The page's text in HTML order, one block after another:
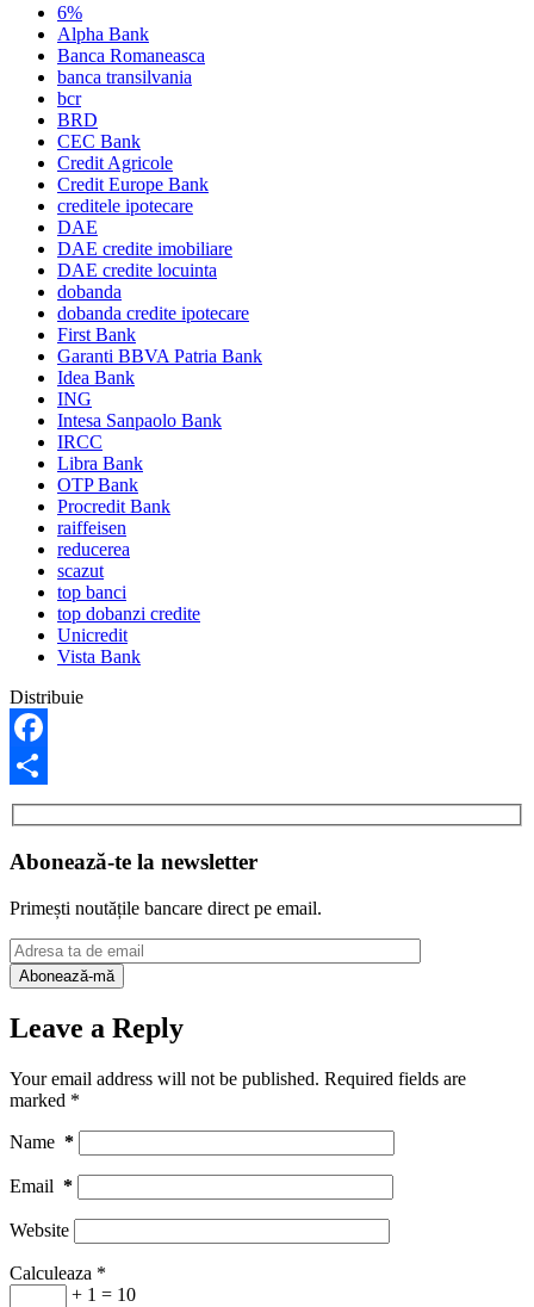
6%
Alpha Bank
Banca Romaneasca
banca transilvania
bcr
BRD
CEC Bank
Credit Agricole
Credit Europe Bank
creditele ipotecare
DAE
DAE credite imobiliare
DAE credite locuinta
dobanda
dobanda credite ipotecare
First Bank
Garanti BBVA Patria Bank
Idea Bank
ING
Intesa Sanpaolo Bank
IRCC
Libra Bank
OTP Bank
Procredit Bank
raiffeisen
reducerea
scazut
top banci
top dobanzi credite
Unicredit
Vista Bank
Distribuie
Facebook
Share
Abonează-te la newsletter
Primești noutățile bancare direct pe email.
Leave a Reply
Your email address will not be published. Required fields are
marked *
Name *
Email *
Website
Calculeaza *
+ 1 = 10